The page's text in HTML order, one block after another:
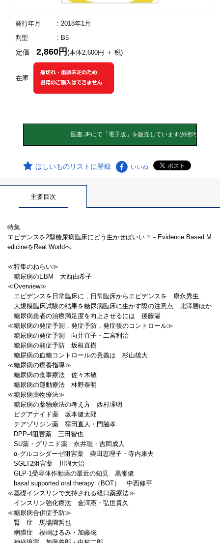
発行年月
: 2018年1月
判型
: B5
在庫
定価2,860円(本体2,600円 ＋ 税)
ほしいものリストに登録 いいね
主要目次
特集
エビデンスを2型糖尿病臨床にどう生かせばいい？－Evidence Based M
edicineをReal Worldへ
≪特集のねらい≫
糖尿病のEBM 大西由希子
≪Overview≫
エビデンスを日常臨床に，日常臨床からエビデンスを 康永秀生
大規模臨床試験の結果を糖尿病臨床に生かす際の注意点 北澤勝ほか
糖尿病患者の治療満足度を向上させるには 後藤温
≪糖尿病の発症予測，発症予防，発症後のコントロール≫
糖尿病の発症予測 向井直子・二宮利治
糖尿病の発症予防 坂根直樹
糖尿病の血糖コントロールの意義は 杉山雄大
≪糖尿病の療養指導≫
糖尿病の食事療法 佐々木敏
糖尿病の運動療法 林野泰明
≪糖尿病薬物療法≫
糖尿病の薬物療法の考え方 西村理明
ビグアナイド薬 坂本健太郎
チアゾリジン薬 窪田直人・門脇孝
DPP-4阻害薬 三田智也
SU薬・グリニド薬 永井聡・吉岡成人
α-グルコシダーゼ阻害薬 柴田恵理子・寺内康夫
SGLT2阻害薬 川浪大治
GLP-1受容体作動薬の最近の知見 黒瀬健
basal supported oral therapy（BOT） 中西修平
≪基礎インスリンで支持される経口薬療法≫
インスリン強化療法 金澤憲・弘世貴久
≪糖尿病合併症予防≫
腎 症 馬場園哲也
網膜症 福嶋はるみ・加藤聡